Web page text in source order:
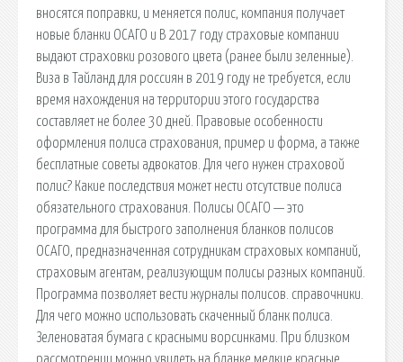
вносятся поправки, и меняется полис, компания получает
новые бланки ОСАГО и В 2017 году страховые компании
выдают страховки розового цвета (ранее были зеленные).
Виза в Тайланд для россиян в 2019 году не требуется, если
время нахождения на территории этого государства
составляет не более 30 дней. Правовые особенности
оформления полиса страхования, пример и форма, а также
бесплатные советы адвокатов. Для чего нужен страховой
полис? Какие последствия может нести отсутствие полиса
обязательного страхования. Полисы ОСАГО — это
программа для быстрого заполнения бланков полисов
ОСАГО, предназначенная сотрудникам страховых компаний,
страховым агентам, реализующим полисы разных компаний.
Программа позволяет вести журналы полисов. справочники.
Для чего можно использовать скаченный бланк полиса.
Зеленоватая бумага с красными ворсинками. При близком
рассмотрении можно увидеть на бланке мелкие красные